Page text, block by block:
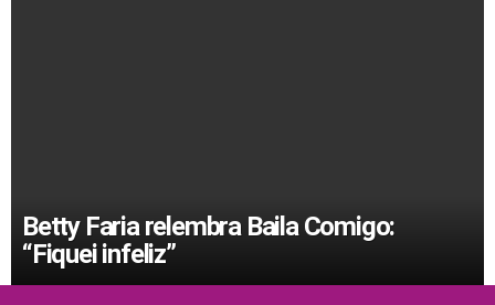
Betty Faria relembra Baila Comigo:
“Fiquei infeliz”